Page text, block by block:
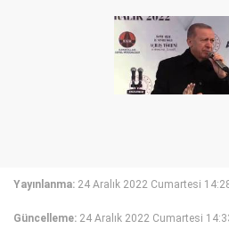
Yayınlanma: 24 Aralık 2022 Cumartesi
Güncelleme: 24 Aralık 2022 Cumartesi